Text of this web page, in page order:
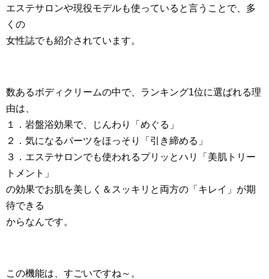
エステサロンや現役モデルも使っていると言うことで、多
くの
女性誌でも紹介されています。
数あるボディクリームの中で、ランキング1位に選ばれる理
由は、
１．岩盤浴効果で、じんわり「めぐる」
２．気になるパーツをほっそり「引き締める」
３．エステサロンでも使われるプリッとハリ「美肌トリー
トメント」
の効果でお肌を美しく＆スッキリと両方の「キレイ」が期
待できる
からなんです。
この機能は、すごいですね～。